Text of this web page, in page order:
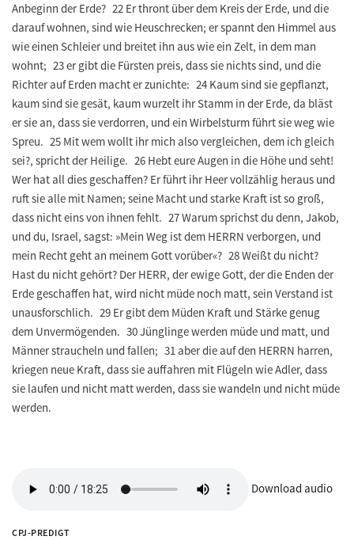
Anbeginn der Erde? 22 Er thront über dem Kreis der Erde, und die
darauf wohnen, sind wie Heuschrecken; er spannt den Himmel aus
wie einen Schleier und breitet ihn aus wie ein Zelt, in dem man
wohnt; 23 er gibt die Fürsten preis, dass sie nichts sind, und die
Richter auf Erden macht er zunichte: 24 Kaum sind sie gepflanzt,
kaum sind sie gesät, kaum wurzelt ihr Stamm in der Erde, da bläst
er sie an, dass sie verdorren, und ein Wirbelsturm führt sie weg wie
Spreu. 25 Mit wem wollt ihr mich also vergleichen, dem ich gleich
sei?, spricht der Heilige. 26 Hebt eure Augen in die Höhe und seht!
Wer hat all dies geschaffen? Er führt ihr Heer vollzählig heraus und
ruft sie alle mit Namen; seine Macht und starke Kraft ist so groß,
dass nicht eins von ihnen fehlt. 27 Warum sprichst du denn, Jakob,
und du, Israel, sagst: »Mein Weg ist dem HERRN verborgen, und
mein Recht geht an meinem Gott vorüber«? 28 Weißt du nicht?
Hast du nicht gehört? Der HERR, der ewige Gott, der die Enden der
Erde geschaffen hat, wird nicht müde noch matt, sein Verstand ist
unausforschlich. 29 Er gibt dem Müden Kraft und Stärke genug
dem Unvermögenden. 30 Jünglinge werden müde und matt, und
Männer straucheln und fallen; 31 aber die auf den HERRN harren,
kriegen neue Kraft, dass sie auffahren mit Flügeln wie Adler, dass
sie laufen und nicht matt werden, dass sie wandeln und nicht müde
werden.
Download audio
CPJ-PREDIGT